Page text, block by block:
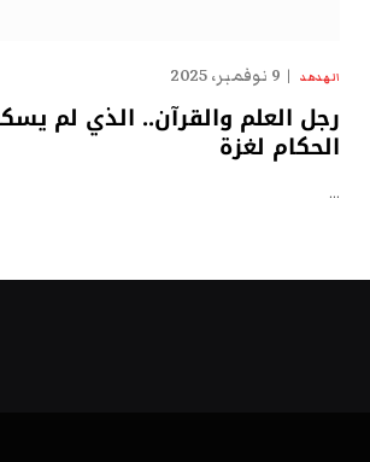
الهدهد 9 نوفمبر، 2025
رجل العلم والقرآن.. الذي لم
الحكام لغزة
…